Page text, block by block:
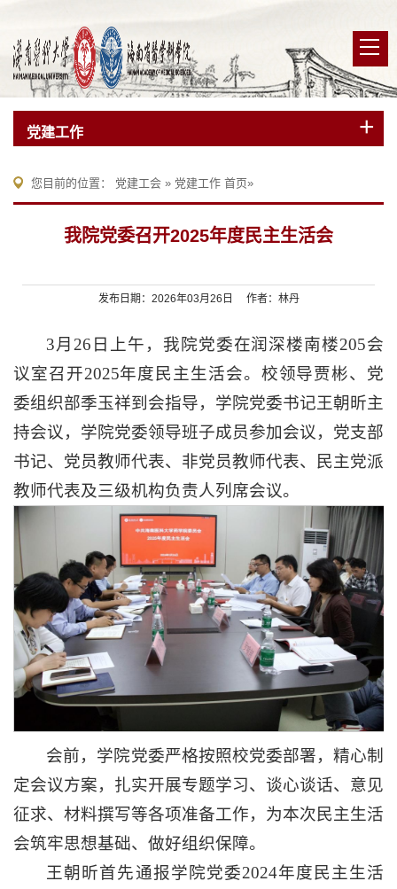
党建工作
您目前的位置： 党建工会 » 党建工作 首页»
我院党委召开2025年度民主生活会
发布日期：2026年03月26日 作者：林丹
3月26日上午，我院党委在润深楼南楼205会
议室召开2025年度民主生活会。校领导贾彬、党
委组织部季玉祥到会指导，学院党委书记王朝昕主
持会议，学院党委领导班子成员参加会议，党支部
书记、党员教师代表、非党员教师代表、民主党派
教师代表及三级机构负责人列席会议。
会前，学院党委严格按照校党委部署，精心制
定会议方案，扎实开展专题学习、谈心谈话、意见
征求、材料撰写等各项准备工作，为本次民主生活
会筑牢思想基础、做好组织保障。
王朝昕首先通报学院党委2024年度民主生活